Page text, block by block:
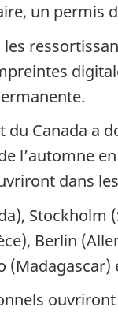
un permis
les
du Canada a
l’automne
dans
Stockholm
Berlin
(Madagascar)